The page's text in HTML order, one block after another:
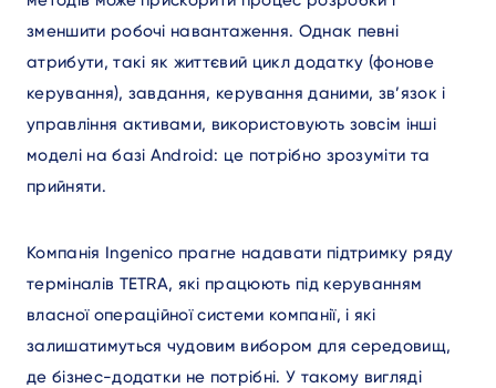
зменшити робочі навантаження. Однак певні
атрибути, такі як життєвий цикл додатку (фонове
керування), завдання, керування даними, зв’язок і
управління активами, використовують зовсім інші
моделі на базі Android: це потрібно зрозуміти та
прийняти.
Компанія Ingenico прагне надавати підтримку ряду
терміналів TETRA, які працюють під керуванням
власної операційної системи компанії, і які
залишатимуться чудовим вибором для середовищ,
де бізнес-додатки не потрібні. У такому вигляді